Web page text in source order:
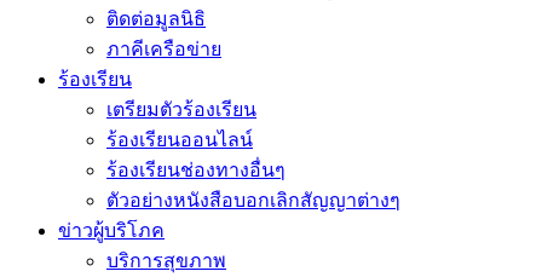
ติดต่อมูลนิธิ
ภาคีเครือข่าย
ร้องเรียน
เตรียมตัวร้องเรียน
ร้องเรียนออนไลน์
ร้องเรียนช่องทางอื่นๆ
ตัวอย่างหนังสือบอกเลิกสัญญาต่างๆ
ข่าวผู้บริโภค
บริการสุขภาพ